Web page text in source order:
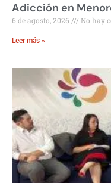
Adicción en
6 de agosto, 2026 No hay
Leer más »